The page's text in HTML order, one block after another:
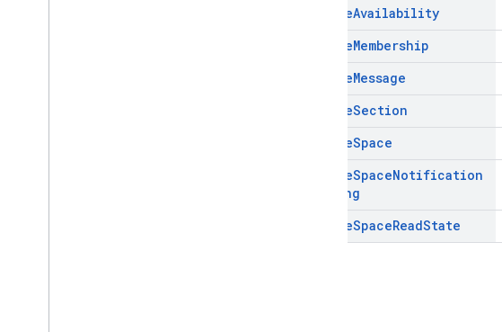
UpdateAvailability
UpdateMembership
UpdateMessage
UpdateSection
UpdateSpace
UpdateSpaceNotification
Setting
UpdateSpaceReadState